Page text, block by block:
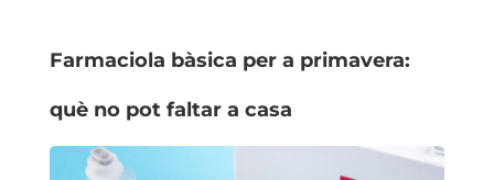
Farmaciola bàsica per a primavera:
què no pot faltar a casa